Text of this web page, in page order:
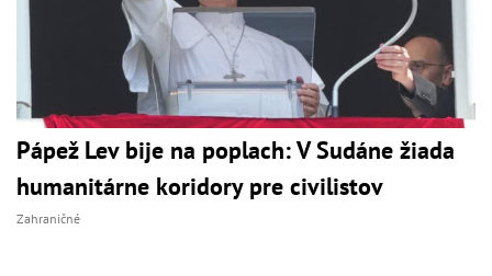
Pápež Lev bije na poplach: V Sudáne žiada
humanitárne koridory pre civilistov
Zahraničné